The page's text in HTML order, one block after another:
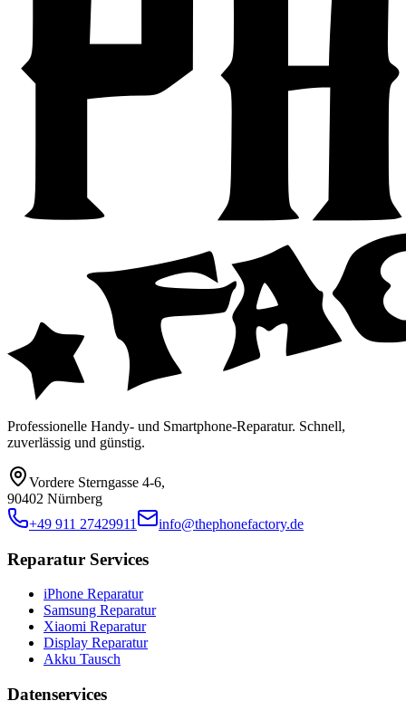
Professionelle Handy- und Smartphone-Reparatur. Schnell,
zuverlässig und günstig.
Vordere Sterngasse 4-6,
90402 Nürnberg
+49 911 27429911
info@thephonefactory.de
Reparatur Services
iPhone Reparatur
Samsung Reparatur
Xiaomi Reparatur
Display Reparatur
Akku Tausch
Datenservices